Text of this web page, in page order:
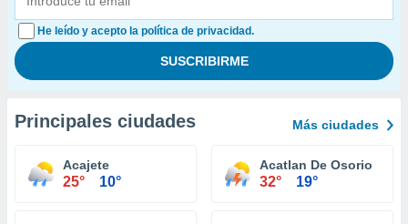
He leído y acepto la política de privacidad.
Principales ciudades Más ciudades
Acajete
25° 10°
Acatlan De Osorio
32° 19°